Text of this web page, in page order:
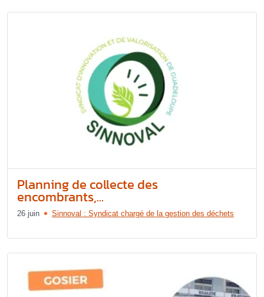
Planning de collecte des
encombrants,...
26 juin Sinnoval : Syndicat chargé de la gestion des déchets